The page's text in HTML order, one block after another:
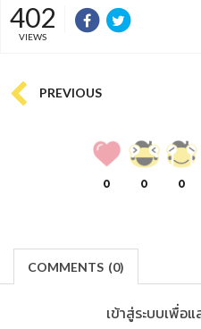
402
VIEWS
PREVIOUS
0 0 0
COMMENTS (0)
เข้าสู่ระบบเพื่อ